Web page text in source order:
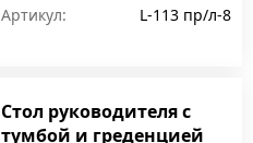
Артикул: L-113 пр/л-8
Стол руководителя с
тумбой и греденцией